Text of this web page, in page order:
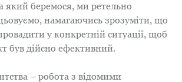
який беремося, ми ретельно
намагаючись зрозуміти, що
у конкретній ситуації, щоб
був дійсно ефективний.
– робота з відомими